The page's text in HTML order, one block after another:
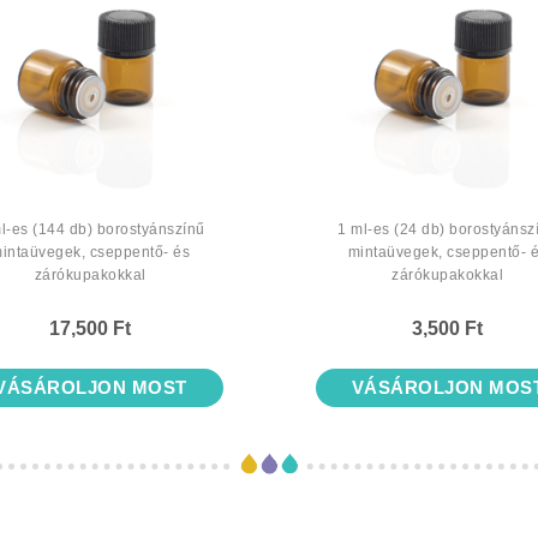
es (144 db) borostyánszínű
cseppentő- és
zárókupakokkal
17,500 Ft
MOST
1 ml-es (24 db)
mintaüvegek, cseppentő-
zárókupakokkal
3,500 Ft
VÁSÁROLJON